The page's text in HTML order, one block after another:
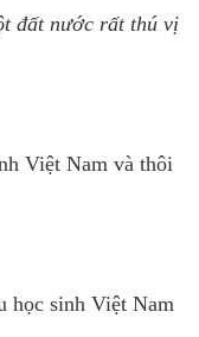
đất nước rất thú vị
Việt Nam và thôi
học sinh Việt Nam